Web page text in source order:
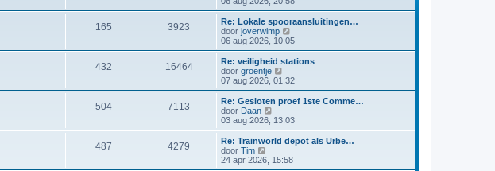
h
t
e
r
i
c
h
t
t
s
t
e
b
e
r
i
c
h
k
i
j
k
l
a
a
t
s
e
b
e
r
i
h
165 3923
Re: Lokale spooraansluitingen…
door joverwimp
e
k
i
k
a
t
s
e
e
06 aug 2026, 10:05
432 16464
Re: veiligheid stations
door groentje
e
k
i
k
a
a
t
s
07 aug 2026, 01:32
504 7113
Re: Gesloten proef 1ste Comme…
door Daan
e
k
i
k
03 aug 2026, 13:03
487 4279
Re: Trainworld depot als Urbe…
door Tim
e
k
24 apr 2026, 15:58